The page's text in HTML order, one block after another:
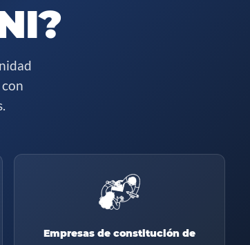
Empresas de constitución de